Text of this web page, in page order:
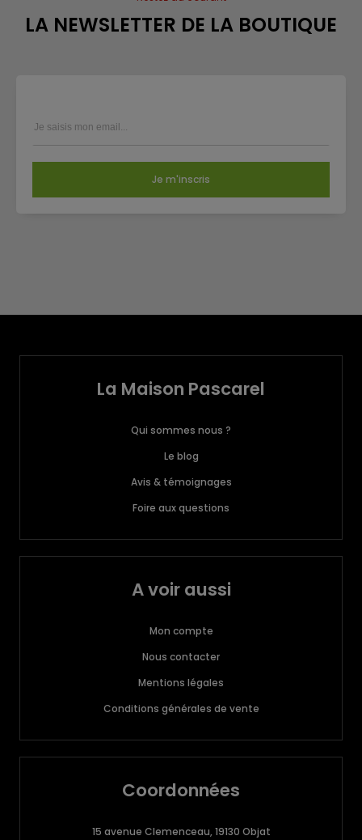
LA NEWSLETTER DE LA BOUTIQUE
Je m'inscris
La Maison Pascarel
Qui sommes nous ?
Le blog
Avis & témoignages
Foire aux questions
A voir aussi
Mon compte
Nous contacter
Mentions légales
Conditions générales de vente
Coordonnées
15 avenue Clemenceau, 19130 Objat